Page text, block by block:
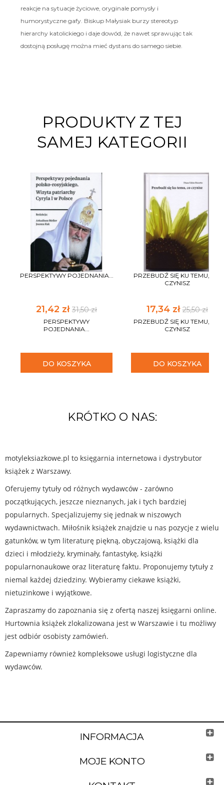
reakcje na sytuacje życiowe, oryginale pomysły i
humorystyczne gafy. Biskup Małysiak burzy stereotyp
hierarchy katolickiego i daje dowód, że nawet sprawując tak
dostojną posługę można mieć dystans do samego siebie.
PRODUKTY Z TEJ
SAMEJ KATEGORII
PERSPEKTYWY POJEDNANIA...
21,42 zł 31,50 zł
PERSPEKTYWY
POJEDNANIA...
DO KOSZYKA
PRZEBUDŹ SIĘ KU TEMU, CO
CZYNISZ
17,34 zł25,50 zł
PRZEBUDŹ SIĘ KU TEMU, CO
CZYNISZ
DO KOSZYKA
KRÓTKO O NAS:
motyleksiazkowe.pl to księgarnia internetowa i dystrybutor
książek z Warszawy.
Oferujemy tytuły od różnych wydawców - zarówno
początkujących, jeszcze nieznanych, jak i tych bardziej
popularnych. Specjalizujemy się jednak w niszowych
wydawnictwach. Miłośnik książek znajdzie u nas pozycje z wielu
gatunków, w tym literaturę piękną, obyczajową, książki dla
dzieci i młodzieży, kryminały, fantastykę, książki
popularnonaukowe oraz literaturę faktu. Proponujemy tytuły z
niemal każdej dziedziny. Wybieramy ciekawe książki,
nietuzinkowe i wyjątkowe.
Zapraszamy do zapoznania się z ofertą naszej księgarni online.
Hurtownia książek zlokalizowana jest w Warszawie i tu możliwy
jest odbiór osobisty zamówień.
Zapewniamy również kompleksowe usługi logistyczne dla
wydawców.
INFORMACJA
MOJE KONTO